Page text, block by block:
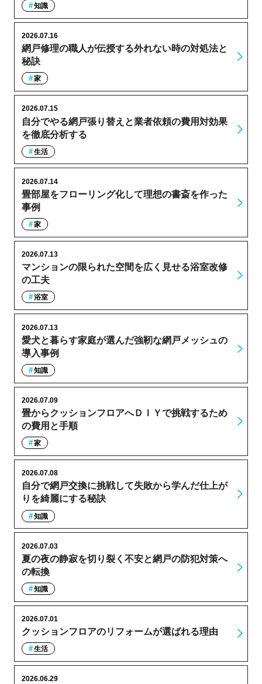
知識
網戸修理の職人が伝授する外れない時の対処法と
秘訣
2026.07.16
家
自分でやる網戸張り替えと業者依頼の費用対効果
を徹底分析する
2026.07.15
生活
畳部屋をフローリング化して理想の書斎を作った
事例
2026.07.14
家
マンションの限られた空間を広く見せる浴室改修
の工夫
2026.07.13
浴室
愛犬と暮らす家庭が選んだ強靭な網戸メッシュの
導入事例
2026.07.13
知識
畳からクッションフロアへＤＩＹで挑戦するため
の費用と手順
2026.07.09
家
自分で網戸交換に挑戦して失敗から学んだ仕上が
りを綺麗にする秘訣
2026.07.08
知識
夏の夜の静寂を切り裂く不安と網戸の防犯対策へ
の転換
2026.07.03
知識
クッションフロアのリフォームが選ばれる理由
2026.07.01
生活
2026.06.29